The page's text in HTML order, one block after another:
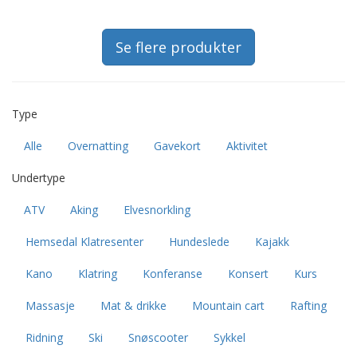
Se flere produkter
Type
Alle Overnatting Gavekort Aktivitet
Undertype
ATV Aking Elvesnorkling
Hemsedal Klatresenter Hundeslede Kajakk
Kano Klatring Konferanse Konsert Kurs
Massasje Mat & drikke Mountain cart Rafting
Ridning Ski Snøscooter Sykkel